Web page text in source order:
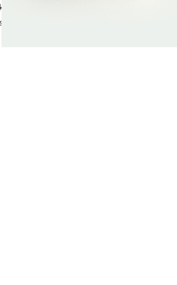
materiál.
925/1000 a označený puncovou